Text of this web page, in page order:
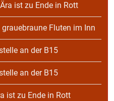
ist zu Ende in Rott
Fluten im Inn
an der B15
an der B15
ist zu Ende in Rott